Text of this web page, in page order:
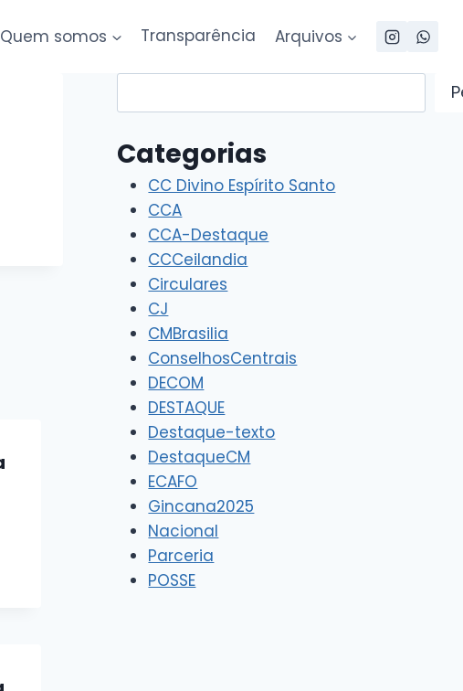
Quem somos Transparência Arquivos
Categorias
CC Divino Espírito Santo
CCA
CCA-Destaque
CCCeilandia
Circulares
CJ
CMBrasilia
ConselhosCentrais
DECOM
DESTAQUE
Destaque-texto
DestaqueCM
ECAFO
Gincana2025
Nacional
Parceria
POSSE